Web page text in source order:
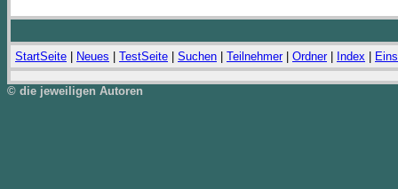
StartSeite Neues TestSeite Suchen Teilnehmer| Ordner| Index
© die jeweiligen Autoren